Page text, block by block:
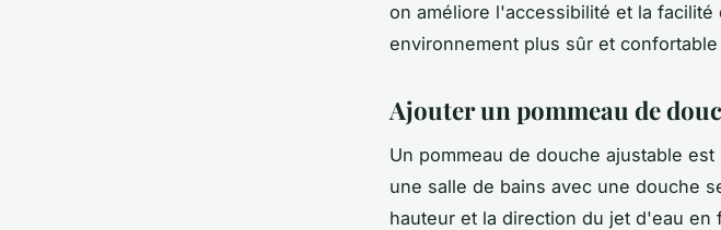
on améliore l'accessibilité et la
environnement plus sûr et
Ajouter un pommeau de
Un pommeau de douche ajustable
une salle de bains avec une douche
hauteur et la direction du jet d'eau